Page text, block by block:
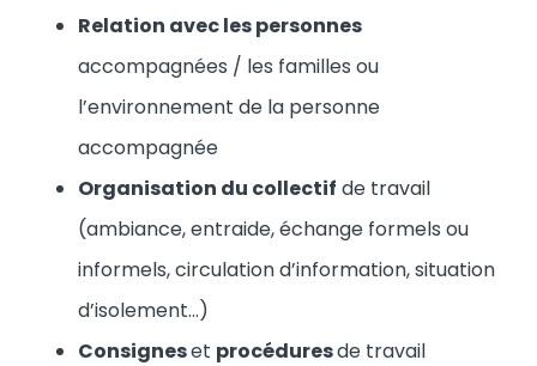
Relation avec les personnes
accompagnées / les familles ou
l’environnement de la personne
accompagnée
Organisation du collectif de travail
(ambiance, entraide, échange formels ou
informels, circulation d’information, situation
d’isolement…)
Consigneset procéduresde travail